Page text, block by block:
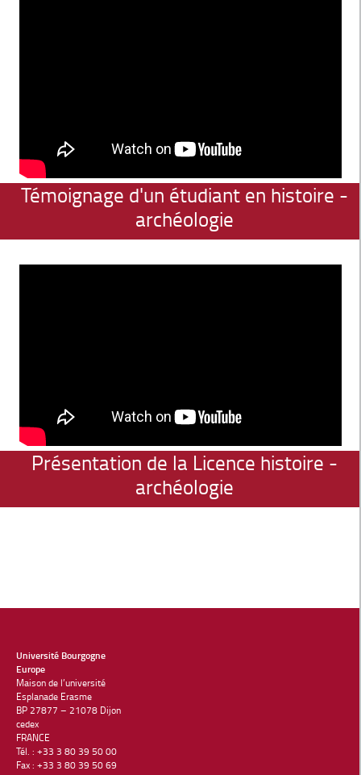
Témoignage d'un étudiant en histoire -
archéologie
Présentation de la Licence histoire -
archéologie
Université Bourgogne
Europe
Maison de l’université
Esplanade Erasme
BP 27877 – 21078 Dijon
cedex
FRANCE
Tél. : +33 3 80 39 50 00
Fax : +33 3 80 39 50 69